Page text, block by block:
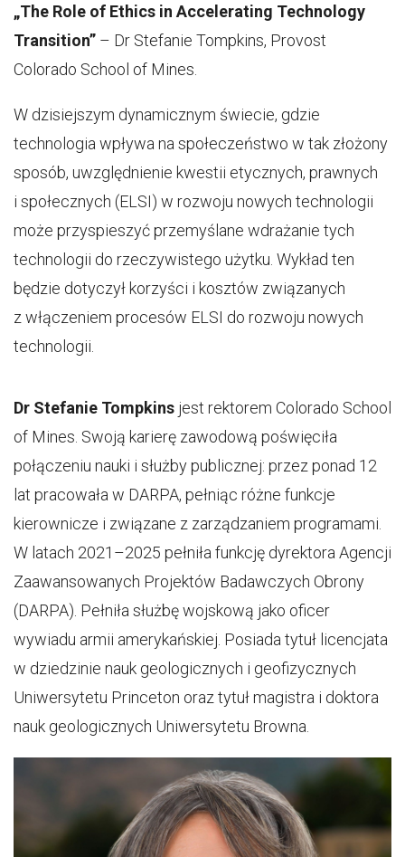
„The Role of Ethics in Accelerating Technology
Transition” – Dr Stefanie Tompkins, Provost
Colorado School of Mines.
W dzisiejszym dynamicznym świecie, gdzie
technologia wpływa na społeczeństwo w tak złożony
sposób, uwzględnienie kwestii etycznych, prawnych
i społecznych (ELSI) w rozwoju nowych technologii
może przyspieszyć przemyślane wdrażanie tych
technologii do rzeczywistego użytku. Wykład ten
będzie dotyczył korzyści i kosztów związanych
z włączeniem procesów ELSI do rozwoju nowych
technologii.
Dr Stefanie Tompkins jest rektorem Colorado School
of Mines. Swoją karierę zawodową poświęciła
połączeniu nauki i służby publicznej: przez ponad 12
lat pracowała w DARPA, pełniąc różne funkcje
kierownicze i związane z zarządzaniem programami.
W latach 2021–2025 pełniła funkcję dyrektora Agencji
Zaawansowanych Projektów Badawczych Obrony
(DARPA). Pełniła służbę wojskową jako oficer
wywiadu armii amerykańskiej. Posiada tytuł licencjata
w dziedzinie nauk geologicznych i geofizycznych
Uniwersytetu Princeton oraz tytuł magistra i doktora
nauk geologicznych Uniwersytetu Browna.